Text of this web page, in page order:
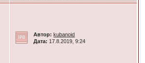
Автор: kubanoid
Дата: 17.8.2019, 9:24